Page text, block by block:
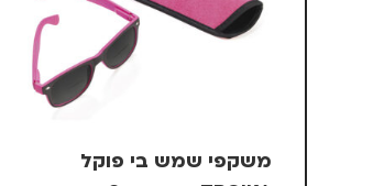
משקפי שמש בי פוקל